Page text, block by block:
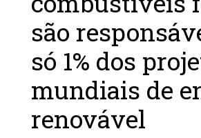
são
só 1% dos
mundiais de
renovável